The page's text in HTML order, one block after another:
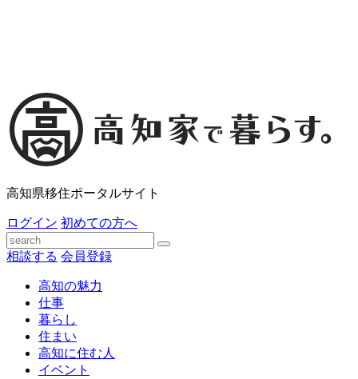
高知県移住ポータルサイト
ログイン 初めての方へ
相談する 会員登録
高知の魅力
仕事
暮らし
住まい
高知に住む人
イベント